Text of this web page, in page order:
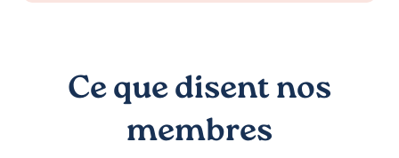
Ce que disent nos
membres